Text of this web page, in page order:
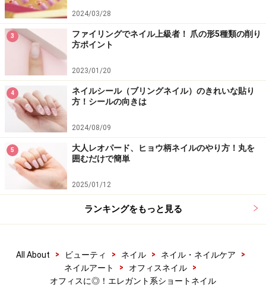
2024/03/28
3
ファイリングでネイル上級者！ 爪の形5種類の削り
方ポイント
2023/01/20
4
ネイルシール（ブリングネイル）のきれいな貼り
方！シールの向きは
2024/08/09
5
大人レオパード、ヒョウ柄ネイルのやり方！丸を
囲むだけで簡単
2025/01/12
ランキングをもっと見る
All About > ビューティ > ネイル > ネイル・ネイルケア
>
ネイルアート
> オフィスネイル
>
オフィスに◎！エレガント系ショートネイル